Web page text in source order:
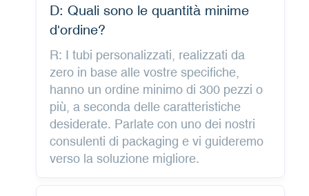
D: Quali sono le quantità minime
d'ordine?
R: I tubi personalizzati, realizzati da
zero in base alle vostre specifiche,
hanno un ordine minimo di 300 pezzi o
più, a seconda delle caratteristiche
desiderate. Parlate con uno dei nostri
consulenti di packaging e vi guideremo
verso la soluzione migliore.